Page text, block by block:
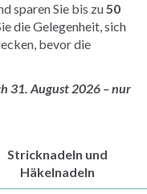
sparen Sie bis zu50
die Gelegenheit, sich
bevor die
31. August 2026 – nur
Stricknadeln und
Häkelnadeln